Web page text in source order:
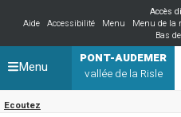
Accès
Aide
Accessibilité Menu Menu de la
Bas
PONT-AUDEMER
vallée de la Risle
Ecoutez
Menu